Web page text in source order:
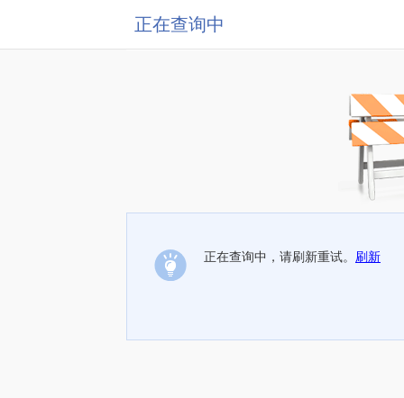
正在查询中
正在查询中，请刷新重试。 刷新